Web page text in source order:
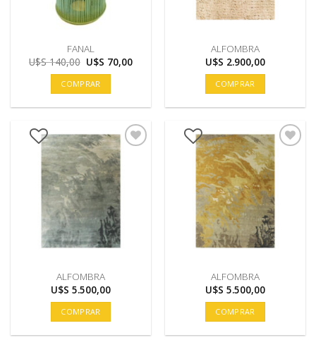
FANAL
U$S140,00 El
precio
original
era:
U$S
140,00.
U$S 70,00El
70,00.
COMPRAR
ALFOMBRA
U$S 2.900,00
COMPRAR
ALFOMBRA
U$S 5.500,00
COMPRAR
ALFOMBRA
U$S 5.500,00
COMPRAR